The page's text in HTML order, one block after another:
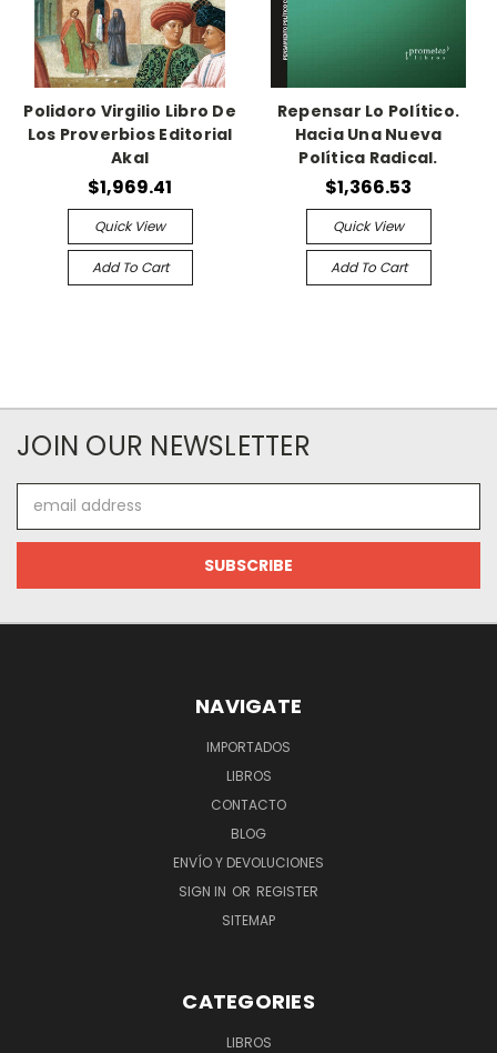
Polidoro Virgilio Libro De
Los Proverbios Editorial
Akal
$1,969.41
Quick View
Add To Cart
Repensar Lo Político.
Hacia Una Nueva
Política Radical.
$1,366.53
Quick View
Add To Cart
JOIN OUR NEWSLETTER
Address
NAVIGATE
IMPORTADOS
LIBROS
CONTACTO
BLOG
ENVÍO Y DEVOLUCIONES
SIGN IN OR REGISTER
SITEMAP
CATEGORIES
LIBROS